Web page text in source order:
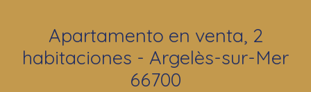
Apartamento en venta, 2
habitaciones - Argelès-sur-Mer
66700